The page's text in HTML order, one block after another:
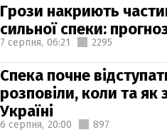
Грози накриють
сильної спеки:
7 серпня, 06:21 2295
Спека почне
розповіли, коли та як
Україні
6 серпня, 20:00 897